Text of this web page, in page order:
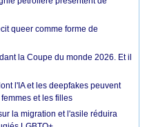
queer comme forme de
la Coupe du monde 2026. Et il
l'IA et les deepfakes peuvent
et les filles
la migration et l'asile réduira